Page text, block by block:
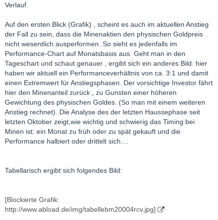
Verlauf.
Auf den ersten Blick (Grafik) , scheint es auch im aktuellen Anstieg
der Fall zu sein, dass die Minenaktien den physischen Goldpreis
nicht wesentlich ausperformen. So sieht es jedenfalls im
Performance-Chart auf Monatsbasis aus. Geht man in den
Tageschart und schaut genauer , ergibt sich ein anderes Bild: hier
haben wir aktuell ein Performanceverhältnis von ca. 3:1 und damit
einen Extremwert für Anstiegsphasen. Der vorsichtige Investor fährt
hier den Minenanteil zurück , zu Gunsten einer höheren
Gewichtung des physischen Goldes. (So man mit einem weiteren
Anstieg rechnet). Die Analyse des der letzten Haussephase seit
letzten Oktober zeigt,wie wichtig und schwierig das Timing bei
Minen ist: ein Monat zu früh oder zu spät gekauft und die
Performance halbiert oder drittelt sich....
Tabellarisch ergibt sich folgendes Bild:
[Blockierte Grafik:
http://www.abload.de/img/tabellebm20004rcv.jpg]